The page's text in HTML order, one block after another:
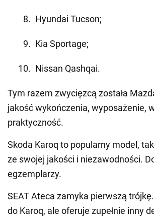
Hyundai Tucson;
Kia Sportage;
Nissan Qashqai.
Tym razem zwycięzcą została
jakość wykończenia, wyposażenie,
praktyczność.
Skoda Karoq to popularny model,
ze swojej jakości i niezawodności.
egzemplarzy.
SEAT Ateca zamyka pierwszą
do Karoq, ale oferuje zupełnie inny